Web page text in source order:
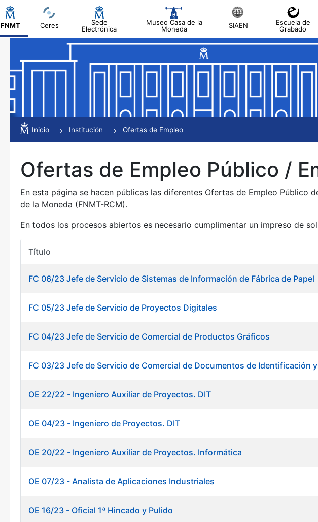
FNMT Ceres
Sede
Electrónica
Museo Casa de la
Moneda
SIAEN
Escuela de
Grabado
Mostrar/Ocultar
Mostrar/Ocultar
Mostrar/Ocultar
Mostrar/Ocultar
Mostrar/Ocultar
Mostrar/Ocultar
Mostrar/Ocultar
Inicio Institución Ofertas de Empleo
Ofertas de Empleo Público /
En esta página se hacen públicas las diferentes Ofertas de Empleo Público
de la Moneda (FNMT-RCM).
En todos los procesos abiertos es necesario cumplimentar un impreso de
Título
FC 06/23 Jefe de Servicio de Sistemas de Información de Fábrica de Papel
FC 05/23 Jefe de Servicio de Proyectos Digitales
FC 04/23 Jefe de Servicio de Comercial de Productos Gráficos
FC 03/23 Jefe de Servicio de Comercial de Documentos de Identificación
OE 22/22 - Ingeniero Auxiliar de Proyectos. DIT
OE 04/23 - Ingeniero de Proyectos. DIT
OE 20/22 - Ingeniero Auxiliar de Proyectos. Informática
OE 07/23 - Analista de Aplicaciones Industriales
OE 16/23 - Oficial 1ª Hincado y Pulido